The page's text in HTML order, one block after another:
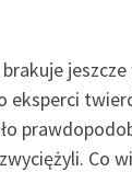
brakuje
eksperci
Co